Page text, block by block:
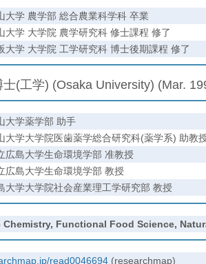
大学 農学部 総合農業科学科 卒業
大学 大学院 農学研究科 修士課程 修了
大学 大学院 工学研究科 博士後期課程 修了
士(工学) (Osaka University) (Mar.
大学薬学部 助手
大学大学院医歯薬学総合研究科(薬学系) 助教
広島大学生命環境学部 准教授
広島大学生命環境学部 教授
大学大学院社会産業理工学研究部 教授
Chemistry, Functional Food Science,
read0046694 (researchmap)